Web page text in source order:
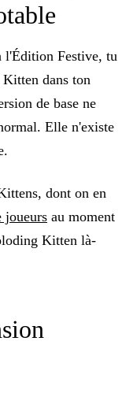
l'Édition Festive, tu
dans ton
de base ne
Elle n'existe
dont on en
joueurs au moment
Kitten là-